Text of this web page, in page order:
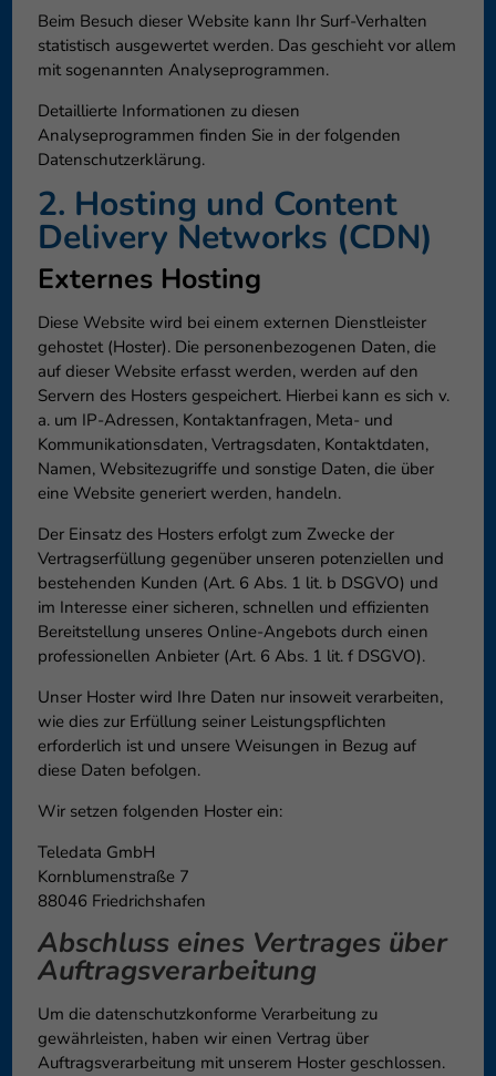
Beim Besuch dieser Website kann Ihr Surf-Verhalten
statistisch ausgewertet werden. Das geschieht vor allem
mit sogenannten Analyseprogrammen.
Detaillierte Informationen zu diesen
Analyseprogrammen finden Sie in der folgenden
Datenschutzerklärung.
2. Hosting und Content
Delivery Networks (CDN)
Externes Hosting
Diese Website wird bei einem externen Dienstleister
gehostet (Hoster). Die personenbezogenen Daten, die
auf dieser Website erfasst werden, werden auf den
Servern des Hosters gespeichert. Hierbei kann es sich v.
a. um IP-Adressen, Kontaktanfragen, Meta- und
Kommunikationsdaten, Vertragsdaten, Kontaktdaten,
Namen, Websitezugriffe und sonstige Daten, die über
eine Website generiert werden, handeln.
Der Einsatz des Hosters erfolgt zum Zwecke der
Vertragserfüllung gegenüber unseren potenziellen und
bestehenden Kunden (Art. 6 Abs. 1 lit. b DSGVO) und
im Interesse einer sicheren, schnellen und effizienten
Bereitstellung unseres Online-Angebots durch einen
professionellen Anbieter (Art. 6 Abs. 1 lit. f DSGVO).
Unser Hoster wird Ihre Daten nur insoweit verarbeiten,
wie dies zur Erfüllung seiner Leistungspflichten
erforderlich ist und unsere Weisungen in Bezug auf
diese Daten befolgen.
Wir setzen folgenden Hoster ein:
Teledata GmbH
Kornblumenstraße 7
88046 Friedrichshafen
Abschluss eines Vertrages über
Auftragsverarbeitung
Um die datenschutzkonforme Verarbeitung zu
gewährleisten, haben wir einen Vertrag über
Auftragsverarbeitung mit unserem Hoster geschlossen.